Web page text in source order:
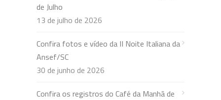
de Julho
13 de julho de 2026
Confira fotos e vídeo da II Noite Italiana da
Ansef/SC
30 de junho de 2026
Confira os registros do Café da Manhã de